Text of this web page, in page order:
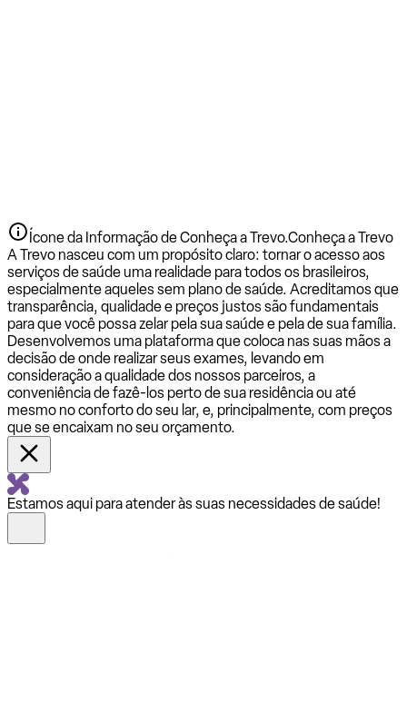
Ícone da Informação de Conheça a Trevo.Conheça a Trevo
A Trevo nasceu com um propósito claro: tornar o acesso aos
serviços de saúde uma realidade para todos os brasileiros,
especialmente aqueles sem plano de saúde. Acreditamos que
transparência, qualidade e preços justos são fundamentais
para que você possa zelar pela sua saúde e pela de sua família.
Desenvolvemos uma plataforma que coloca nas suas mãos a
decisão de onde realizar seus exames, levando em
consideração a qualidade dos nossos parceiros, a
conveniência de fazê-los perto de sua residência ou até
mesmo no conforto do seu lar, e, principalmente, com preços
que se encaixam no seu orçamento.
Estamos aqui para atender às suas necessidades de saúde!